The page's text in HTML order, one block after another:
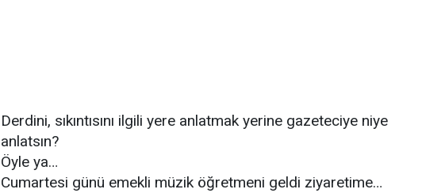
Derdini, sıkıntısını ilgili yere anlatmak yerine gazeteciye niye
anlatsın?
Öyle ya…
Cumartesi günü emekli müzik öğretmeni geldi ziyaretime…